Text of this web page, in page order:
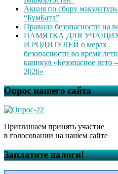
Акция по сбору
“БумБатл”
Правила безопасности на
ПАМЯТКА ДЛЯ
И РОДИТЕЛЕЙ о мерах
безопасности во время
каникул «Безопасное лето –
2026»
Опрос нашего сайта
Приглашаем принять участие
в голосовании на нашем сайте
Заплатите налоги!